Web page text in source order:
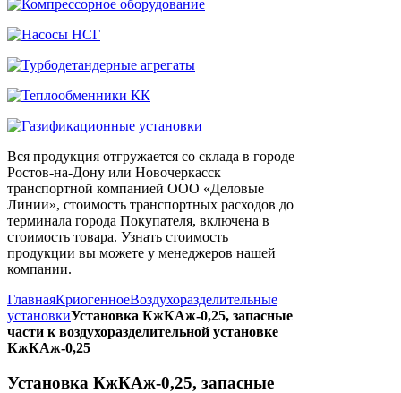
Вся продукция отгружается со склада в городе
Ростов-на-Дону или Новочеркасск
транспортной компанией ООО «Деловые
Линии», стоимость транспортных расходов до
терминала города Покупателя, включена в
стоимость товара. Узнать стоимость
продукции вы можете у менеджеров нашей
компании.
ГлавнаяКриогенноеВоздухоразделительные
установкиУстановка КжКАж-0,25, запасные
части к воздухоразделительной установке
КжКАж-0,25
Установка КжКАж-0,25, запасные